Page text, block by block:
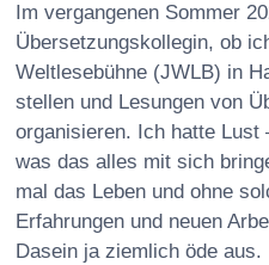
Im vergangenen Sommer
Übersetzungskollegin, ob
Weltlesebühne (JWLB) in
stellen und Lesungen von
organisieren. Ich hatte Lust
was das alles mit sich
mal das Leben und ohne
Erfahrungen und neuen
Dasein ja ziemlich öde aus.